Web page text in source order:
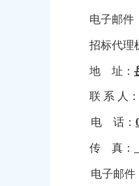
电子邮件
招标代理
地 址：
联 系 人：
电 话：
传 真：
电子邮件